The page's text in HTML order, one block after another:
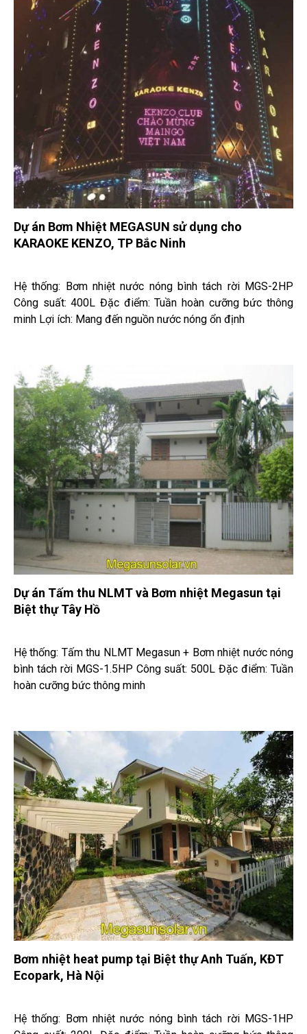
Dự án Bơm Nhiệt MEGASUN sử dụng cho
KARAOKE KENZO, TP Bắc Ninh
Hệ thống: Bơm nhiệt nước nóng bình tách rời MGS-2HP
Công suất: 400L Đặc điểm: Tuần hoàn cưỡng bức thông
minh Lợi ích: Mang đến nguồn nước nóng ổn định
Dự án Tấm thu NLMT và Bơm nhiệt Megasun tại
Biệt thự Tây Hồ
Hệ thống: Tấm thu NLMT Megasun + Bơm nhiệt nước nóng
bình tách rời MGS-1.5HP Công suất: 500L Đặc điểm: Tuần
hoàn cưỡng bức thông minh
Bơm nhiệt heat pump tại Biệt thự Anh Tuấn, KĐT
Ecopark, Hà Nội
Hệ thống: Bơm nhiệt nước nóng bình tách rời MGS-1HP